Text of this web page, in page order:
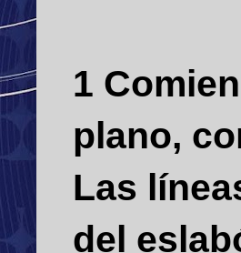
1
plano,
Las
del